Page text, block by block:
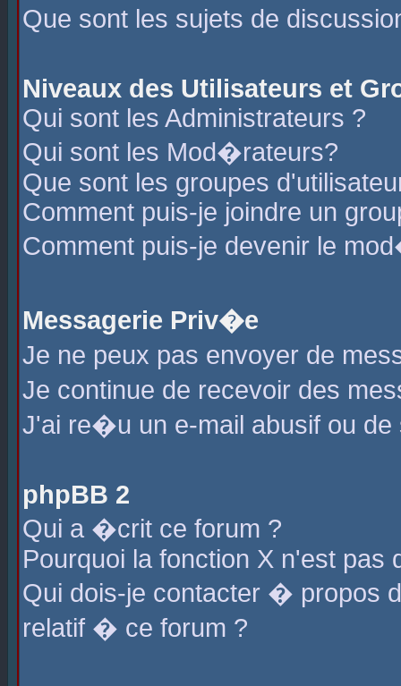
Que sont les sujets de
Niveaux des Utilisateurs et
Qui sont les Administrateurs ?
Qui sont les Mod�rateurs?
Que sont les groupes
Comment puis-je joindre un
Comment puis-je devenir le
Messagerie Priv�e
Je ne peux pas envoyer de
Je continue de recevoir des
J'ai re�u un e-mail abusif ou de
phpBB 2
Qui a �crit ce forum ?
Pourquoi la fonction X n'est pas
Qui dois-je contacter � propos
relatif � ce forum ?